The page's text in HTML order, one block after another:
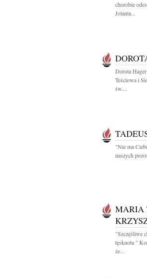
chorobie
Jolanta...
Dorota
Teściowa i
św....
"Nie ma
naszych
MARIA
"Szczęśliwe
tęsknota "
że...